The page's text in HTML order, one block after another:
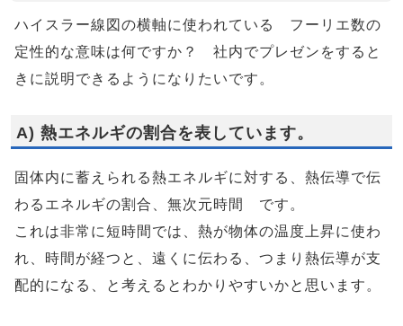
ハイスラー線図の横軸に使われている フーリエ数の
定性的な意味は何ですか？ 社内でプレゼンをすると
きに説明できるようになりたいです。
A) 熱エネルギの割合を表しています。
固体内に蓄えられる熱エネルギに対する、熱伝導で伝
わるエネルギの割合、無次元時間 です。
これは非常に短時間では、熱が物体の温度上昇に使わ
れ、時間が経つと、遠くに伝わる、つまり熱伝導が支
配的になる、と考えるとわかりやすいかと思います。